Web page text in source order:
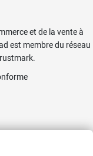
et de la vente à
est membre du réseau